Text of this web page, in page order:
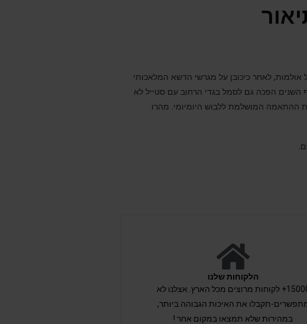
1950 כנעל לכדורגל אולמות, לאחר כיכובן על מגרשי הדשא המלאכותי
הפכה גם לסמל בגדי הרחוב עם סטייל לא
ההתאמה המושלמת ללבוש היומיומי. מהרו
הלקוחות שלנו
15000+ לקוחות מרוצים מכל הארץ. אצלנו לא
תקבלו את האיכות הגבוהה ביותר,
במהירות שלא תמצאו במקום אחר !